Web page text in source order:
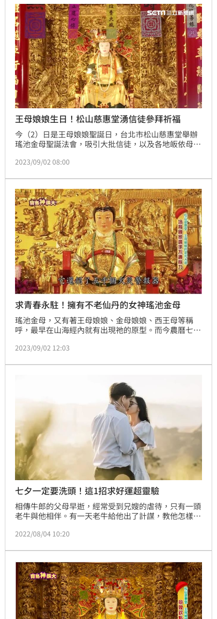
幫我」，果真突破關卡手術順利完成。這段話也在江坤
俊捲入緋聞後被挖出，網友狂虧「王母娘娘知道你這樣
嗎？」
王母娘娘生日！松山慈惠堂湧信徒參拜祈福
今（2）日是王母娘娘聖誕日，台北市松山慈惠堂舉辦
瑤池金母聖誕法會，吸引大批信徒，以及各地皈依母娘
這天和政大宗教研究所舉辦產學合作簽約儀式，為推廣
2023/09/02 08:00
求青春永駐！擁有不老仙丹的女神瑤池金母
瑤池金母，又有著王母娘娘、金母娘娘、西王母等稱
呼，最早在山海經內就有出現祂的原型。而今農曆七月
辰，祝福祂聖誕千秋的同時，也來看看究竟為何祂手中
2023/09/02 12:03
七夕一定要洗頭！這1招求好運超靈驗
相傳牛郎的父母早逝，經常受到兄嫂的虐待，只有一頭
老牛與他相伴。有一天老牛給他出了計謀，教他怎樣娶
浴，在水中嬉戲，這時藏在蘆葦中的牛郎突然跑出來拿
飛走了，唯獨剩下織女。
2022/08/04 10:20